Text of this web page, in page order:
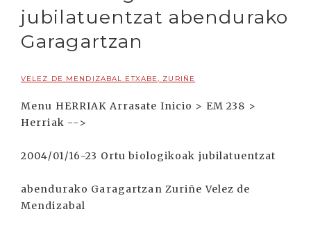
jubilatuentzat abendurako
Garagartzan
VELEZ DE MENDIZABAL ETXABE, ZURIÑE
Menu HERRIAK Arrasate Inicio > EM 238 >
Herriak -->
2004/01/16-23 Ortu biologikoak jubilatuentzat
abendurako Garagartzan Zuriñe Velez de
Mendizabal